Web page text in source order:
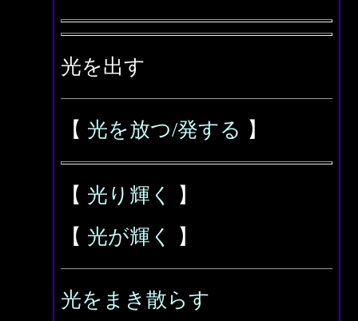
光を出す
【 光を放つ/発する 】
【 光り輝く
】
【 光が輝く 】
光をまき散らす